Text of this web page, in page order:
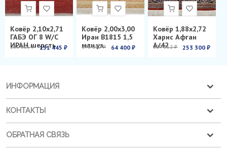
Ковёр 2,10х2,71
ГАБЭ ОГ 8 W/C
ИРАН шерсть
286 826 ₽ 151 445 ₽
Ковёр 2,00х3,00
Иран B1815 1,5
млн.уз.
278 850 ₽ 64 400 ₽
Ковёр 1,88х2,72
Харис Афган
А/42
899 012 ₽ 253 300 ₽
ИНФОРМАЦИЯ
КОНТАКТЫ
ОБРАТНАЯ СВЯЗЬ